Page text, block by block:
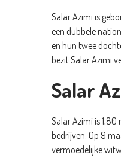
Salar Azimi is
een dubbele
en hun twee
bezit Salar Azimi
Salar
Salar Azimi is
bedrijven. Op 9
vermoedelijke